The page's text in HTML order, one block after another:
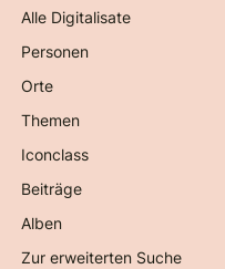
Alle Digitalisate
Personen
Orte
Themen
Iconclass
Beiträge
Alben
Zur erweiterten Suche